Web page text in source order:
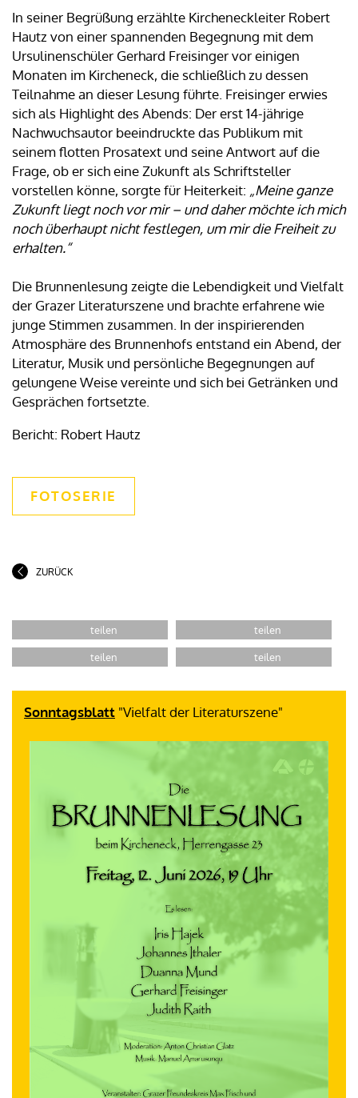
In seiner Begrüßung erzählte Kircheneckleiter Robert
Hautz von einer spannenden Begegnung mit dem
Ursulinenschüler Gerhard Freisinger vor einigen
Monaten im Kircheneck, die schließlich zu dessen
Teilnahme an dieser Lesung führte. Freisinger erwies
sich als Highlight des Abends: Der erst 14-jährige
Nachwuchsautor beeindruckte das Publikum mit
seinem flotten Prosatext und seine Antwort auf die
Frage, ob er sich eine Zukunft als Schriftsteller
vorstellen könne, sorgte für Heiterkeit: „Meine ganze
Zukunft liegt noch vor mir – und daher möchte ich mich
noch überhaupt nicht festlegen, um mir die Freiheit zu
erhalten.“
Die Brunnenlesung zeigte die Lebendigkeit und Vielfalt
der Grazer Literaturszene und brachte erfahrene wie
junge Stimmen zusammen. In der inspirierenden
Atmosphäre des Brunnenhofs entstand ein Abend, der
Literatur, Musik und persönliche Begegnungen auf
gelungene Weise vereinte und sich bei Getränken und
Gesprächen fortsetzte.
Bericht: Robert Hautz
FOTOSERIE
ZURÜCK
Sonntagsblatt "Vielfalt der Literaturszene"